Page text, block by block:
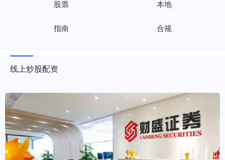
股票 本地
指南 合规
线上炒股配资